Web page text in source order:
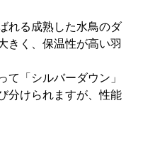
れる成熟した水鳥のダ
きく、保温性が高い羽
て「シルバーダウン」
分けられますが、性能